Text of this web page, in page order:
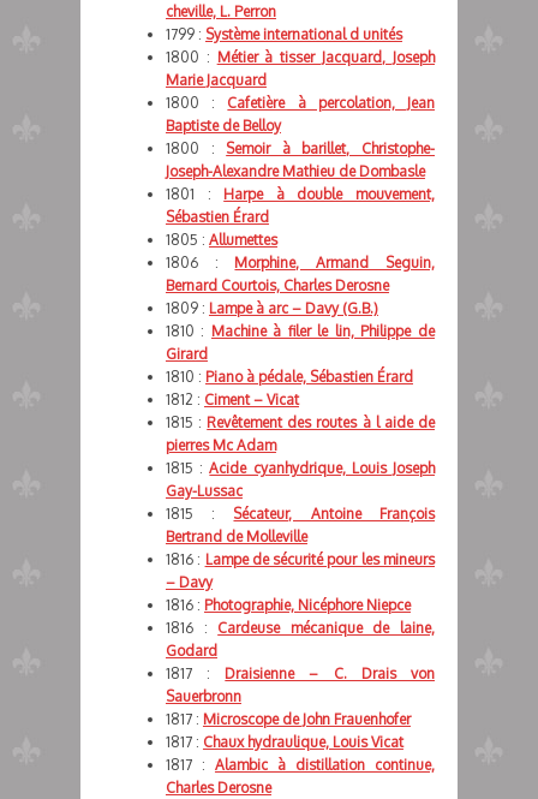
cheville, L. Perron
1799 : Système international d unités
1800 : Métier à tisser Jacquard, Joseph
Marie Jacquard
1800 : Cafetière à percolation, Jean
Baptiste de Belloy
1800 : Semoir à barillet, Christophe-
Joseph-Alexandre Mathieu de Dombasle
1801 : Harpe à double mouvement,
Sébastien Érard
1805 : Allumettes
1806 : Morphine, Armand Seguin,
Bernard Courtois, Charles Derosne
1809 : Lampe à arc – Davy (G.B.)
1810 : Machine à filer le lin, Philippe de
Girard
1810 : Piano à pédale, Sébastien Érard
1812 : Ciment – Vicat
1815 : Revêtement des routes à l aide de
pierres Mc Adam
1815 :Acide cyanhydrique, Louis Joseph
Gay-Lussac
1815 : Sécateur, Antoine François
Bertrand de Molleville
1816 : Lampe de sécurité pour les mineurs
– Davy
1816 : Photographie, Nicéphore Niepce
1816 : Cardeuse mécanique de laine,
Godard
1817 : Draisienne – C. Drais von
Sauerbronn
1817 : Microscope de John Frauenhofer
1817 : Chaux hydraulique, Louis Vicat
1817 : Alambic à distillation continue,
Charles Derosne